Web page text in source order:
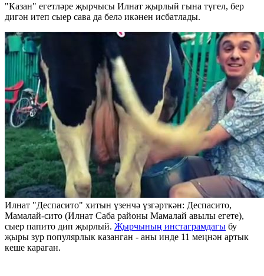
"Казан" егетләре җырчысы Илнат җырлый гына түгел, бер
дигән итеп сыер сава да белә икәнен исбатлады.
Илнат "Деспасито" хитын үзенчә үзгәрткән: Деспасито,
Мамалай-сито (Илнат Саба районы Мамалай авылы егете),
сыер папито дип җырлый. Җырчының инстаграмдагы бу
җыры зур популярлык казанган - аны инде 11 меңнән артык
кеше караган.